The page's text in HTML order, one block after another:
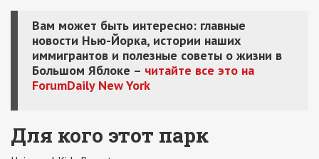
Вам может быть интересно: главные
новости Нью-Йорка, истории наших
иммигрантов и полезные советы о жизни в
Большом Яблоке – читайте все это на
ForumDaily New York
Для кого этот парк